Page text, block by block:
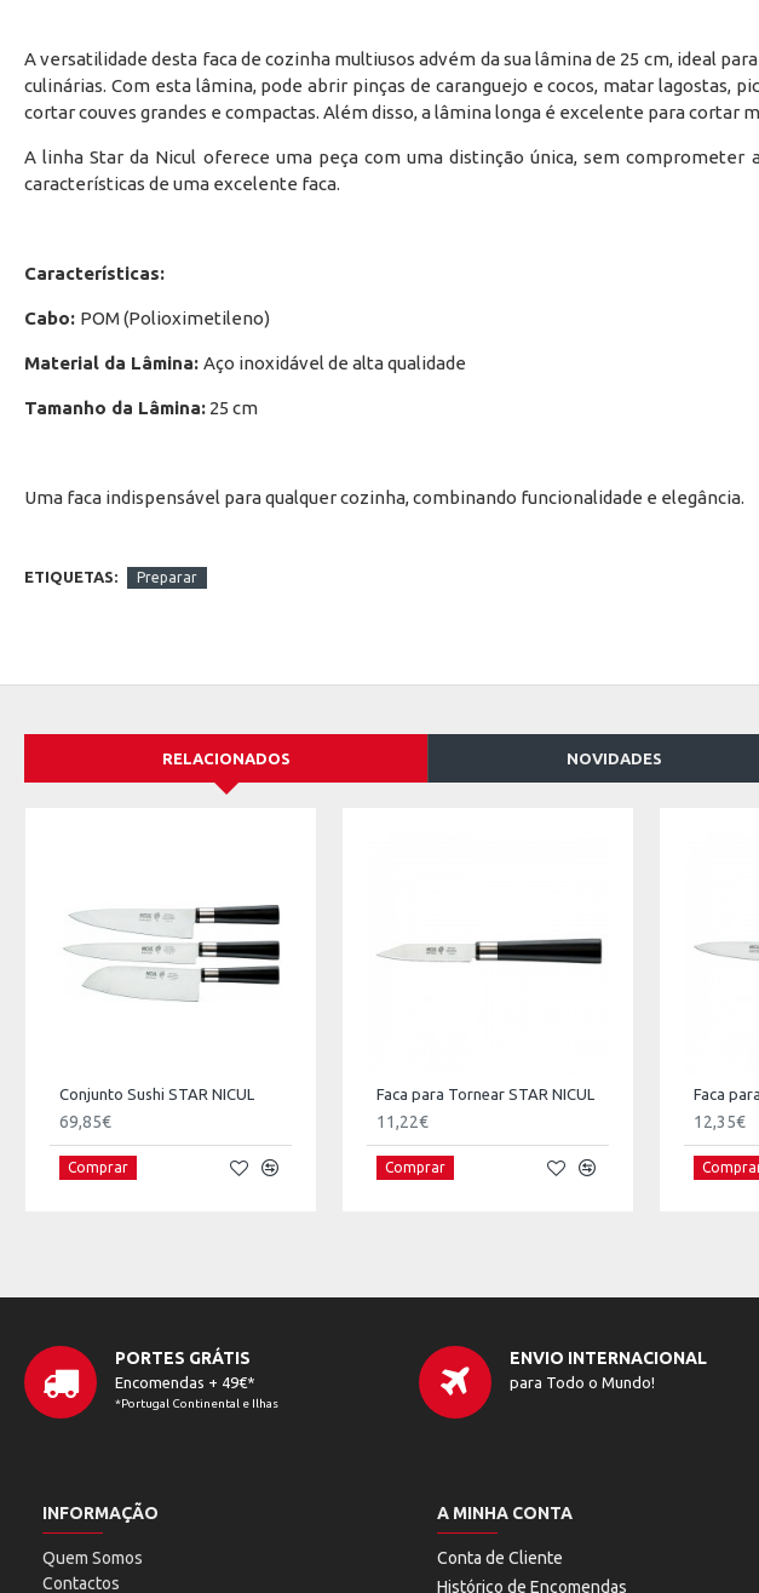
A versatilidade desta faca de cozinha multiusos advém da sua lâmina de 25 cm, ideal
culinárias. Com esta lâmina, pode abrir pinças de caranguejo e cocos, matar lagostas,
cortar couves grandes e compactas. Além disso, a lâmina longa é excelente para cortar
A linha Star da Nicul oferece uma peça com uma distinção única, sem comprometer
características de uma excelente faca.
Características:
Cabo: POM (Polioximetileno)
Material da Lâmina: Aço inoxidável de alta qualidade
Tamanho da Lâmina: 25 cm
Uma faca indispensável para qualquer cozinha, combinando funcionalidade e elegância.
ETIQUETAS: Preparar
RELACIONADOS NOVIDADES
Conjunto Sushi STAR NICUL
69,85€
Comprar
Faca para Tornear STAR NICUL
11,22€
Comprar
Faca
12,35€
PORTES GRÁTIS
Encomendas + 49€*
*Portugal Continental e Ilhas
ENVIO INTERNACIONAL
para Todo o Mundo!
INFORMAÇÃO
Quem Somos
Contactos
A MINHA CONTA
Conta de Cliente
Histórico de Encomendas